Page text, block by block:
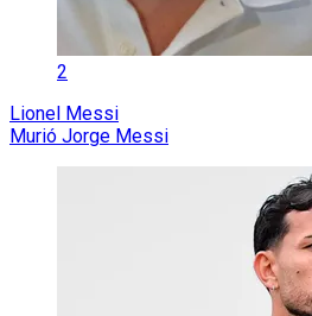
2
Lionel Messi
Murió Jorge Messi